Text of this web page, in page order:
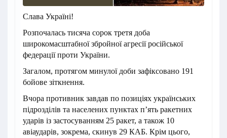
Слава Україні!
Розпочалась тисяча сорок третя доба
широкомасштабної збройної агресії російської
федерації проти України.
Загалом, протягом минулої доби зафіксовано 191
бойове зіткнення.
Вчора противник завдав по позиціях українських
підрозділів та населених пунктах п’ять ракетних
ударів із застосуванням 25 ракет, а також 10
авіаударів, зокрема, скинув 29 КАБ. Крім цього,